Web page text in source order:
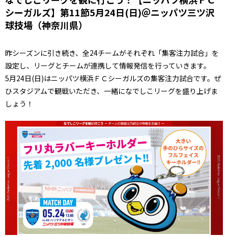
シーガルズ】第11節5月24日(日)＠ニッパツ三ツ沢
球技場（神奈川県）
昨シーズンに引き続き、全24チームがそれぞれ「集客注力試合」を
設定し、リーグとチームが連携して情報発信を行っていきます。
5月24日(日)はニッパツ横浜ＦＣシーガルズの集客注力試合です。ぜ
ひスタジアムで観戦いただき、一緒になでしこリーグを盛り上げま
しょう！